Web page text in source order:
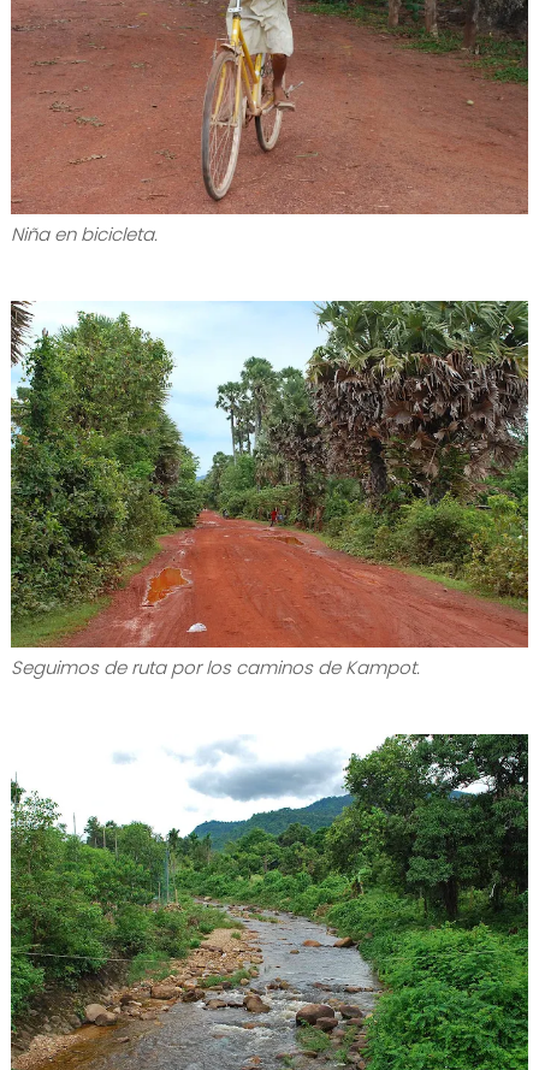
Niña en bicicleta.
Seguimos de ruta por los caminos de Kampot.